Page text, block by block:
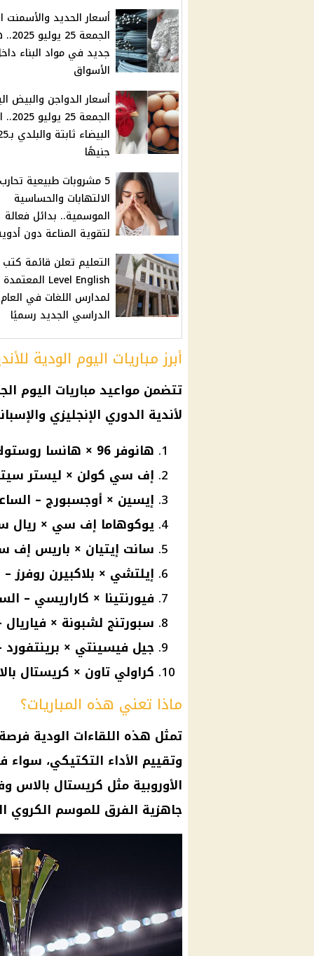
أسعار الحديد والأسمنت
جديد في مواد البناء
الأسواق
أسعار الدواجن والبيض
الجمعة
البيضاء
جنيهًا
5 مشروبات طبيعية تحارب
الالتهابات والحساسية
الموسمية.. بدائل فعالة
لتقوية المناعة دون
Level English المعتمدة
لمدارس اللغات في العام
الدراسي الجديد رسميًا
أبرز مباريات اليوم الودية
لأندية الدوري الإنجليزي
هانوفر 96 × هانسا روستوك – الساعة 4:00 عصرًا
إف سي كولن × ليستر سيتي –
إيسين × أوجسبورج – الساعة 6:00
يوكوهاما إف سي × ريال
سانت إيتيان × باريس إف سي –
إيلتشي × بلاكبيرن روفرز –
فيورنتينا × كاراريسي – الساعة
سبورتنج لشبونة × فياريال –
جيل فيسينتي × برينتفورد –
كراولي تاون × كريستال بالاس –
ماذا تعني هذه المباريات؟
تمثل هذه اللقاءات الودية
وتقييم الأداء التكتيكي، سواء
الأوروبية مثل كريستال بالاس
جاهزية الفرق للموسم الكروي